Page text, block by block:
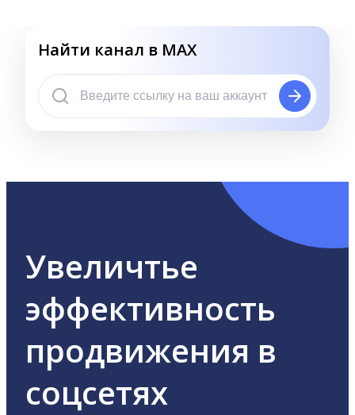
Найти канал в MAX
Увеличтье
эффективность
продвижения в
соцсетях